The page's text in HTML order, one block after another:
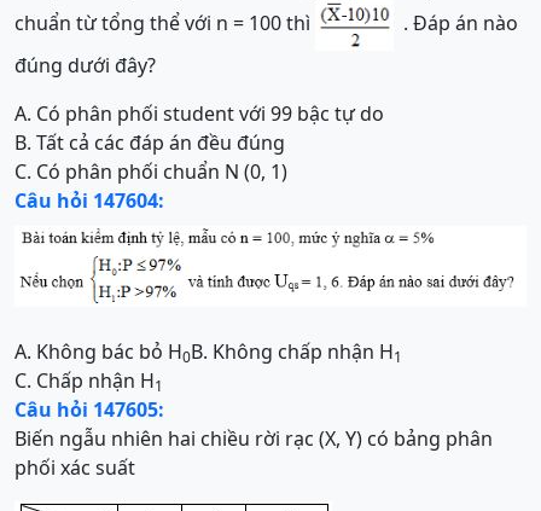
chuẩn từ tổng thể với n = 100 thì
. Đáp án nào
đúng dưới đây?
A. Có phân phối student với 99 bậc tự do
B. Tất cả các đáp án đều đúng
C. Có phân phối chuẩn N (0, 1)
Câu hỏi 147604:
A. Không bác bỏ H0B. Không chấp nhận H1
C. Chấp nhận H1
Câu hỏi 147605:
Biến ngẫu nhiên hai chiều rời rạc (X, Y) có bảng phân
phối xác suất